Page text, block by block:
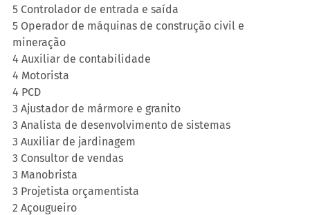
5 Controlador de entrada e saída
5 Operador de máquinas de construção civil e
mineração
4 Auxiliar de contabilidade
4 Motorista
4 PCD
3 Ajustador de mármore e granito
3 Analista de desenvolvimento de sistemas
3 Auxiliar de jardinagem
3 Consultor de vendas
3 Manobrista
3 Projetista orçamentista
2 Açougueiro